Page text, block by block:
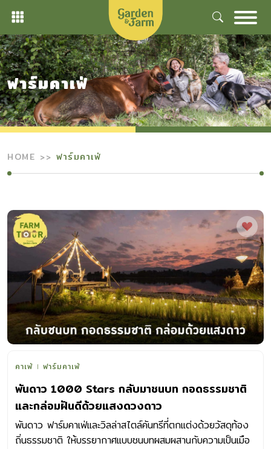
Skip
content
ฟาร์มคาเฟ่
HOME ฟาร์มคาเฟ่
คาเฟ่ ฟาร์มคาเฟ่
พันดาว 1000 Stars กลับมาชนบท กอดธรรมชาติ
และกล่อมฝันดีด้วยแสงดวงดาว
พันดาว ฟาร์มคาเฟ่และวิลล่าสไตล์คันทรีที่ตกแต่งด้วยวัสดุท้อง
ถิ่นธรรมชาติ ให้บรรยากาศแบบชนบทผสมผสานกับความเป็นเมือ